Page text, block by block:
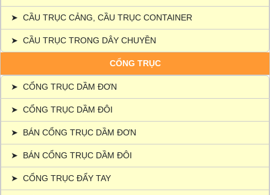
➤ CẦU TRỤC CẢNG, CẦU TRỤC CONTAINER
➤ CẦU TRỤC TRONG DÂY CHUYỀN
CỔNG TRỤC
➤ CỔNG TRỤC DẦM ĐƠN
➤ CỔNG TRỤC DẦM ĐÔI
➤ BÁN CỔNG TRỤC DẦM ĐƠN
➤ BÁN CỔNG TRỤC DẦM ĐÔI
➤ CỔNG TRỤC ĐẨY TAY